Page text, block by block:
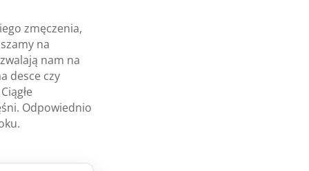
zmęczenia,
na
nam na
desce czy
Odpowiednio